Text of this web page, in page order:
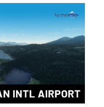
Aerosoft Airport